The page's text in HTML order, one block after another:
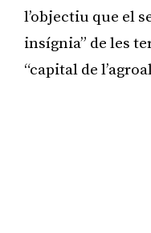
l’objectiu que el
insígnia” de les
“capital de